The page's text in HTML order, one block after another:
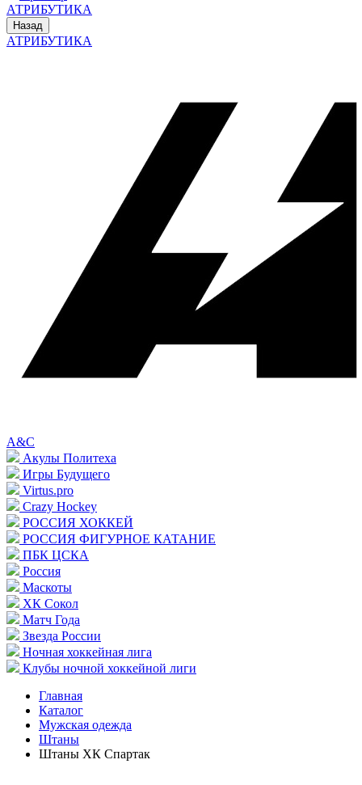
АТРИБУТИКА
Назад
АТРИБУТИКА
A&C
Акулы Политеха
Игры Будущего
Virtus.pro
Crazy Hockey
РОССИЯ ХОККЕЙ
РОССИЯ ФИГУРНОЕ КАТАНИЕ
ПБК ЦСКА
Россия
Маскоты
ХК Сокол
Матч Года
Звезда России
Ночная хоккейная лига
Клубы ночной хоккейной лиги
Главная
Каталог
Мужская одежда
Штаны
Штаны ХК Спартак